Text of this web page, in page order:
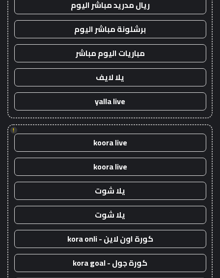
ريال مدريد مباشر اليوم
برشلونة مباشر اليوم
مباريات اليوم مباشر
يلا لايف
yalla live
!
koora live
koora live
يلا شوت
يلا شوت
كورة اون لاين - kora onli
كورة جول - kora goal